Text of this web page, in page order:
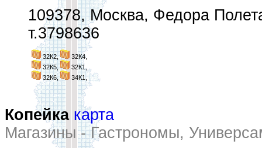
109378, Москва, Федора
т.3798636
32К2,
32К4,
32К5,
32К1,
32К6,
34К1,
Копейка карта
Магазины - Гастрономы,